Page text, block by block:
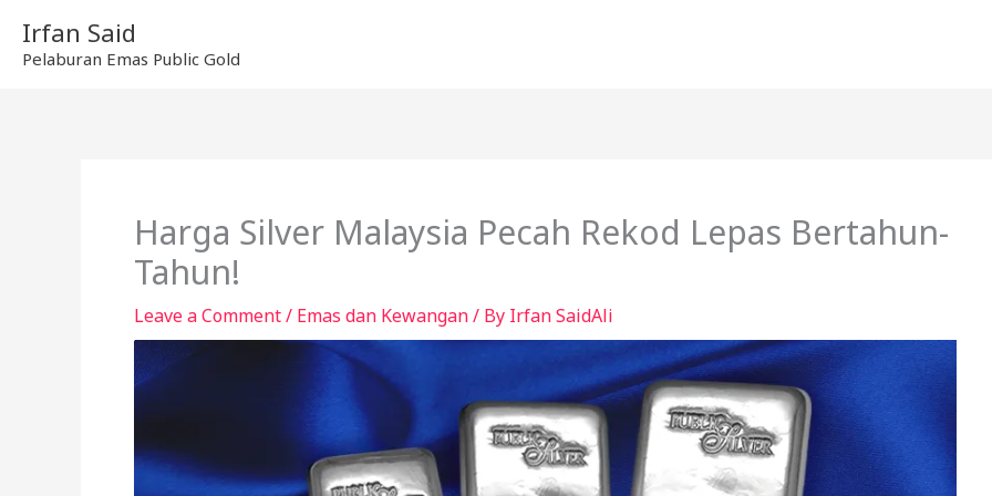
content
Irfan Said
Pelaburan Emas Public Gold
Harga Silver Malaysia Pecah Rekod Lepas Bertahun-
Tahun!
Leave a Comment/ Emas dan Kewangan/ By Irfan SaidAli